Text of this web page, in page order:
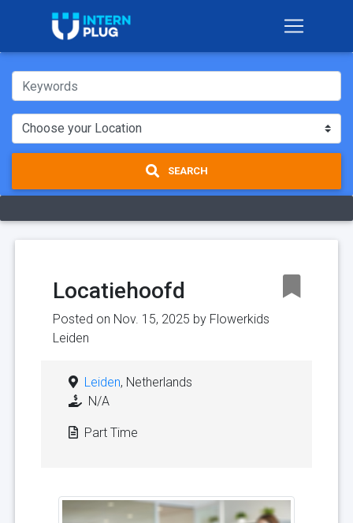
SEARCH
Locatiehoofd
Posted on Nov. 15, 2025 by Flowerkids
Leiden
Leiden, Netherlands
N/A
Part Time